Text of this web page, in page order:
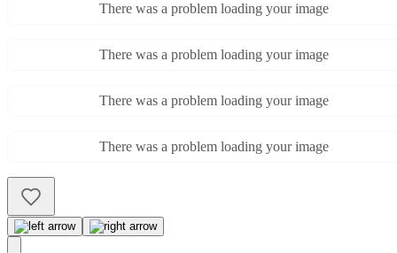
There was a problem loading your image
There was a problem loading your image
There was a problem loading your image
There was a problem loading your image